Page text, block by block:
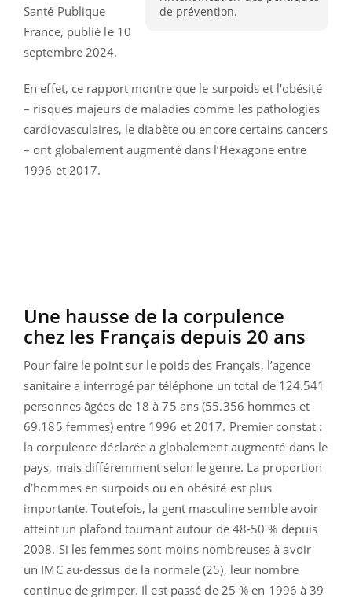
de prévention.
Santé Publique
France, publié le 10
septembre 2024.
En effet, ce rapport montre que le surpoids et l'obésité
– risques majeurs de maladies comme les pathologies
cardiovasculaires, le diabète ou encore certains cancers
– ont globalement augmenté dans l’Hexagone entre
1996 et 2017.
Une hausse de la corpulence
chez les Français depuis 20 ans
Pour faire le point sur le poids des Français, l’agence
sanitaire a interrogé par téléphone un total de 124.541
personnes âgées de 18 à 75 ans (55.356 hommes et
69.185 femmes) entre 1996 et 2017. Premier constat :
la corpulence déclarée a globalement augmenté dans le
pays, mais différemment selon le genre. La proportion
d’hommes en surpoids ou en obésité est plus
importante. Toutefois, la gent masculine semble avoir
atteint un plafond tournant autour de 48-50 % depuis
2008. Si les femmes sont moins nombreuses à avoir
un IMC au-dessus de la normale (25), leur nombre
continue de grimper. Il est passé de 25 % en 1996 à 39